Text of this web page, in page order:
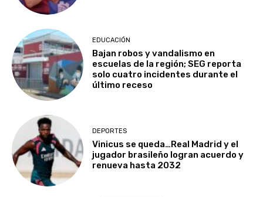
EDUCACIÓN
Bajan robos y vandalismo en
escuelas de la región; SEG reporta
solo cuatro incidentes durante el
último receso
DEPORTES
Vinicus se queda…Real Madrid y el
jugador brasileño logran acuerdo y
renueva hasta 2032